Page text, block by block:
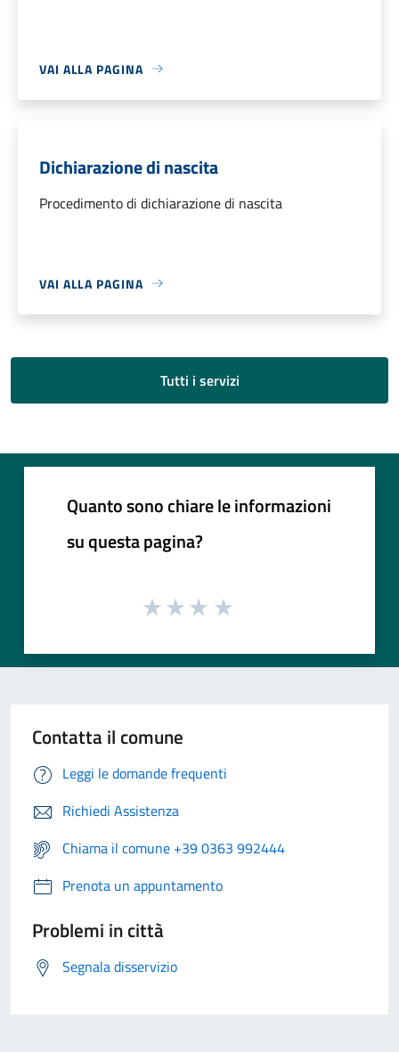
VAI ALLA PAGINA
Dichiarazione di nascita
Procedimento di dichiarazione di nascita
VAI ALLA PAGINA
Tutti i servizi
Quanto sono chiare le informazioni
su questa pagina?
Contatta il comune
Leggi le domande frequenti
Richiedi Assistenza
Chiama il comune +39 0363 992444
Prenota un appuntamento
Problemi in città
Segnala disservizio